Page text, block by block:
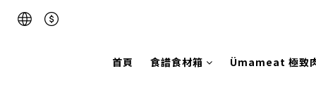
首頁 食譜食材箱 Ümameat 極致